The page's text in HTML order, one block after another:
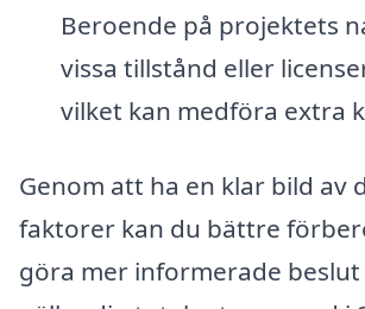
Beroende på projektets
vissa tillstånd eller
vilket kan medföra extra
Genom att ha en klar bild av
faktorer kan du bättre
göra mer informerade